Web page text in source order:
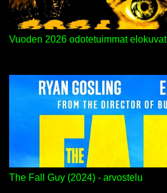
Vuoden 2026 odotetuimmat elokuvat
The Fall Guy (2024) - arvostelu